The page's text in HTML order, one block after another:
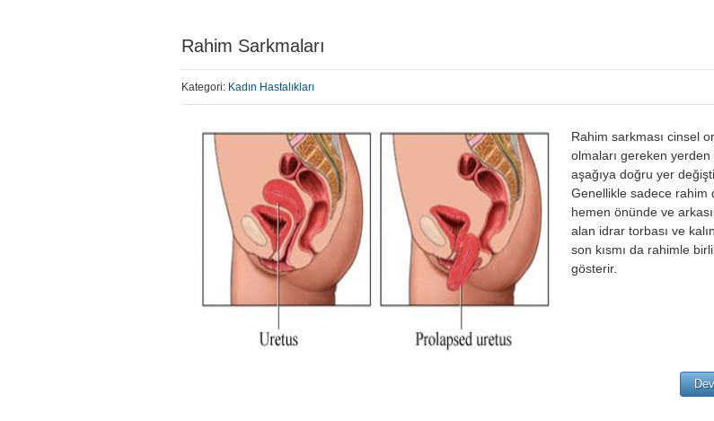
Rahim Sarkmaları
Kategori: Kadın Hastalıkları
Rahim sarkması cinsel
olmaları gereken yerden
aşağıya doğru yer
Genellikle sadece rahim
hemen önünde ve
alan idrar torbası ve
son kısmı da rahimle
gösterir.